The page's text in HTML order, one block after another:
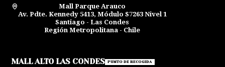
Mall Parque Arauco
Av. Pdte. Kennedy 5413, Módulo S7263 Nivel 1
Santiago - Las Condes
Región Metropolitana - Chile
MALL ALTO LAS CONDES PUNTO DE RECOGIDA